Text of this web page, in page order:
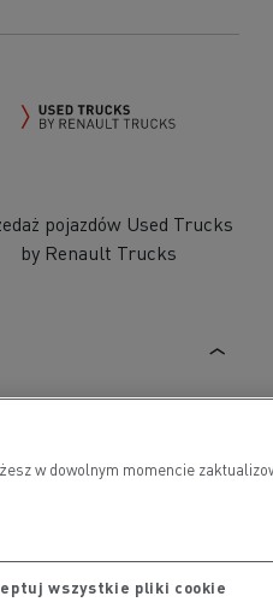
pojazdów Used Trucks
by Renault Trucks
w dowolnym momencie
wszystkie pliki cookie